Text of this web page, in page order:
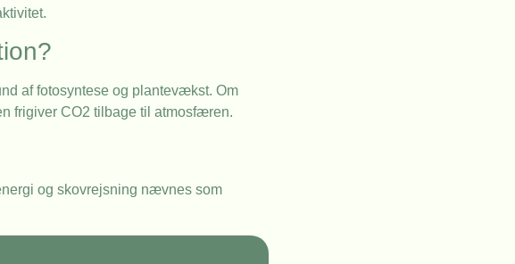
af fotosyntese og plantevækst. Om
frigiver CO2 tilbage til atmosfæren.
og skovrejsning nævnes som